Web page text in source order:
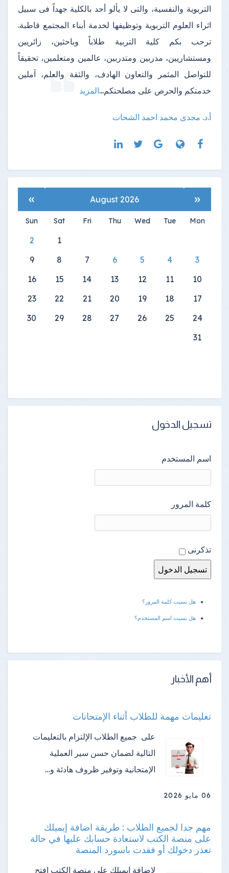
التربوية والنفسية، والتى لا يألو أحد بالكلية جهداً فى سبيل
اثراء العلوم التربوية وتوظيفها لخدمة أبناء المجتمع قاطبة.
ترحب بكم كلية التربية طلاباً وباحثين، زائريين
ومستشاريين، مدربين ومتدربين، عالمين ومتعلمين، تحقيقاً
للتواصل المثمر والتعاون الهادف، والثقة والعلم، آملين
خدمتكم والحرص على مصلحتكم...المزيد
أ.د. مجدى محمد احمد الشحات
«
August 2026
»
Mon
Tue
Wed
Thu
Fri
Sat
Sun
1
2
3
4
5
6
7
8
9
10
11
12
13
14
15
16
17
18
19
20
21
22
23
24
25
26
27
28
29
30
31
تسجيل الدخول
اسم المستخدم
كلمة المرور
تذكرنى
هل نسيت كلمة المرور؟
هل نسيت اسم المستخدم؟
أهم الأخبار
تعليمات مهمة للطلاب أثناء الإمتحانات
على جميع الطلاب الإلتزام بالتعليمات
التالية لضمان حسن سير العملية
الإمتحانية وتوفير ظروف هادئة و…
06 مايو 2026
مهم جدا لجميع الطلاب : طريقة اضافة إيميلك
على منصة الكتب لاستعادة حسابك عليها في حالة
تعذر دخولك أو فقدت باسورد المنصة
لإضافة إيميلك على منصة الكتب افتح